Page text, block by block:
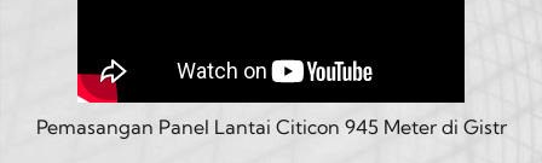
Pemasangan Panel Lantai Citicon 945 Meter di Gistr